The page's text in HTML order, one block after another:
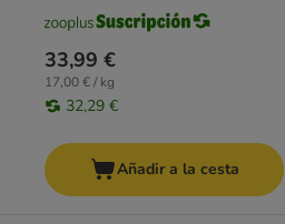
33,99 €
17,00 € / kg
32,29 €
Añadir a la cesta